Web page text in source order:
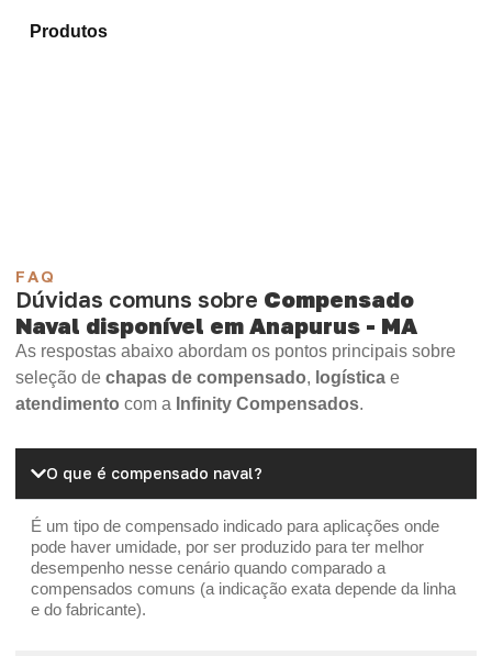
Produtos
FAQ
Dúvidas comuns sobre Compensado
Naval disponível em Anapurus - MA
As respostas abaixo abordam os pontos principais sobre
seleção de chapas de compensado, logística e
atendimento com a Infinity Compensados.
O que é compensado naval?
É um tipo de compensado indicado para aplicações onde
pode haver umidade, por ser produzido para ter melhor
desempenho nesse cenário quando comparado a
compensados comuns (a indicação exata depende da linha
e do fabricante).